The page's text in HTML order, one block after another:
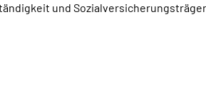
und